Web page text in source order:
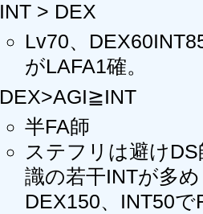
INT > DEX
Lv70、
がLAFA1確。
DEX>AGI≧INT
半FA師
ステフリは避け
識の若干INTが多め
DEX150、INT50